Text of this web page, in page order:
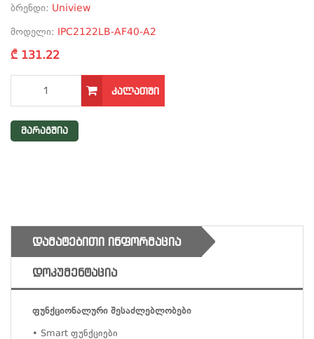
ბრენდი: Uniview
მოდელი: IPC2122LB-AF40-A2
₾ 131.22
ᲙᲐᲚᲐᲗᲨᲘ
მარაგშია
ᲓᲐᲛᲐᲢᲔᲑᲘᲗᲘ ᲘᲜᲤᲝᲠᲛᲐᲪᲘᲐ
ᲓᲝᲙᲣᲛᲔᲜᲢᲐᲪᲘᲐ
ფუნქციონალური შესაძლებლობები
• Smart ფუნქციები